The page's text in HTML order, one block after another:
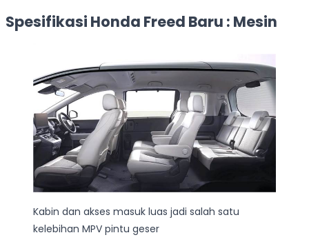
Spesifikasi Honda Freed Baru : Mesin
Kabin dan akses masuk luas jadi salah satu
kelebihan MPV pintu geser